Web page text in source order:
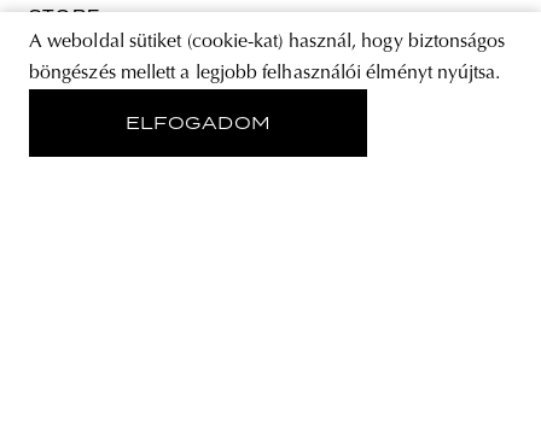
A weboldal sütiket (cookie-kat) használ, hogy biztonságos
böngészés mellett a legjobb felhasználói élményt nyújtsa.
ELFOGADOM
STORE
ADATVÉDELMI NYILATKOZAT